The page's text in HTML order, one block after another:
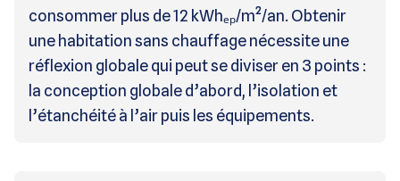
consommer plus de 12 kWhₑₚ/m²/an. Obtenir
une habitation sans chauffage nécessite une
réflexion globale qui peut se diviser en 3 points :
la conception globale d’abord, l’isolation et
l’étanchéité à l’air puis les équipements.